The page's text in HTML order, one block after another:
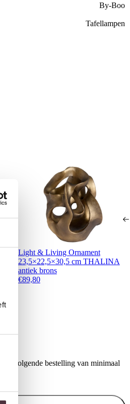
By-Boo
Tafellampen
Light & Living Ornament
23,5×22,5×30,5 cm THALINA
antiek brons
€89,80
volgende bestelling van minimaal